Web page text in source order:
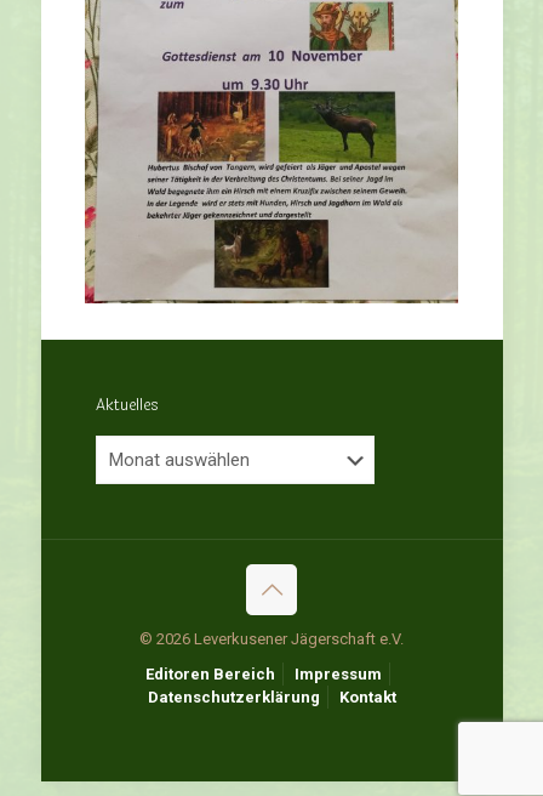
Aktuelles
© 2026 Leverkusener Jägerschaft e.V.
Editoren Bereich
Impressum
Datenschutzerklärung
Kontakt